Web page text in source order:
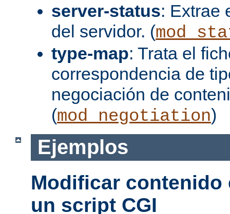
server-status: Extrae
del servidor. (
type-map: Trata el
correspondencia de
negociación de
(mod_negotiation)
Ejemplos
Modificar
un script CGI